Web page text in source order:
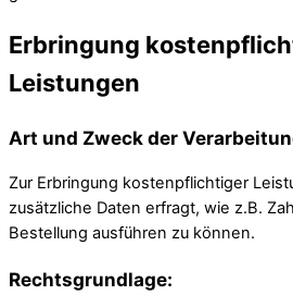
Erbringung
Leistungen
Art und Zweck der
Zur Erbringung kostenpflichtiger
zusätzliche Daten erfragt, wie z.B.
Bestellung ausführen zu können.
Rechtsgrundlage: